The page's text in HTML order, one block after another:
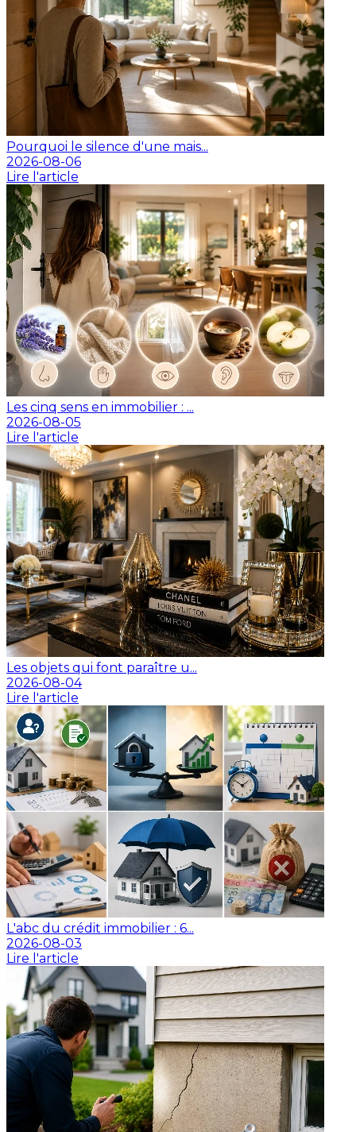
Pourquoi le silence d'une mais...
2026-08-06
Lire l'article
Les cinq sens en immobilier : ...
2026-08-05
Lire l'article
Les objets qui font paraître u...
2026-08-04
Lire l'article
L'abc du crédit immobilier : 6...
2026-08-03
Lire l'article